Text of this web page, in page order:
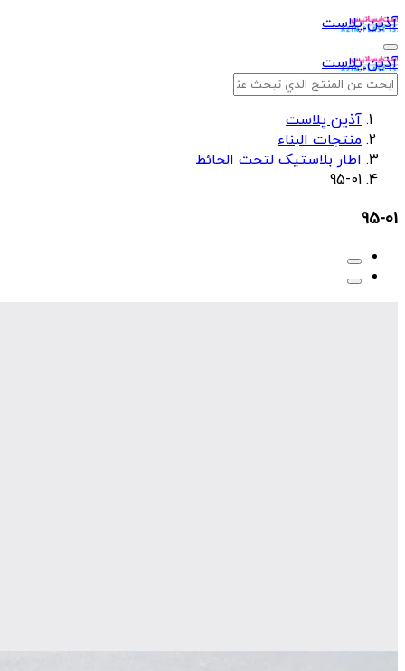
آذین پلاست
آذین پلاست
آذین پلاست
منتجات البناء
اطار بلاستیک لتحت الحائط
95-01
95-01